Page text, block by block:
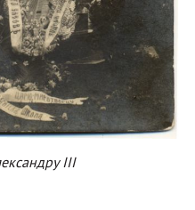
ІІІ